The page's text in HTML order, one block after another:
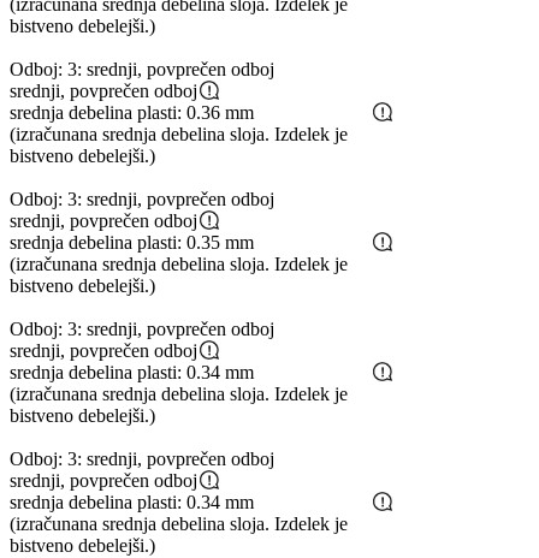
bistveno debelejši.)
Odboj: 3: srednji, povprečen odboj
srednji, povprečen odboj
srednja debelina plasti: 0.36 mm
(izračunana srednja debelina sloja. Izdelek je
bistveno debelejši.)
Odboj: 3: srednji, povprečen odboj
srednji, povprečen odboj
srednja debelina plasti: 0.35 mm
(izračunana srednja debelina sloja. Izdelek je
bistveno debelejši.)
Odboj: 3: srednji, povprečen odboj
srednji, povprečen odboj
srednja debelina plasti: 0.34 mm
(izračunana srednja debelina sloja. Izdelek je
bistveno debelejši.)
Odboj: 3: srednji, povprečen odboj
srednji, povprečen odboj
srednja debelina plasti: 0.34 mm
(izračunana srednja debelina sloja. Izdelek je
bistveno debelejši.)